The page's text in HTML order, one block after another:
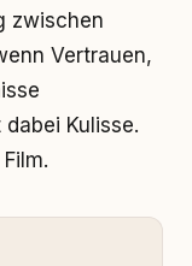
zwischen
Vertrauen,
Kulisse.